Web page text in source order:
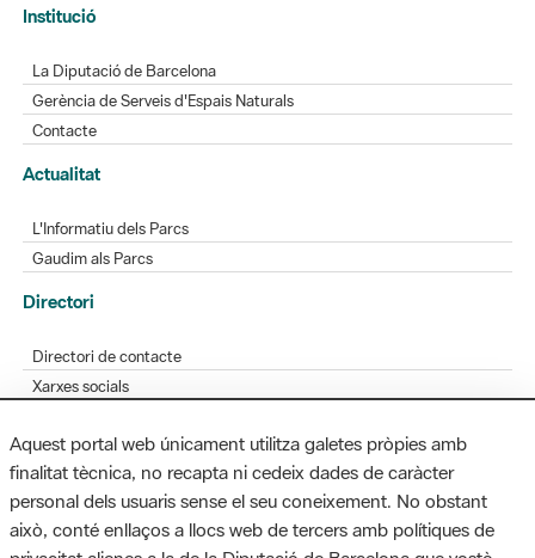
Institució
La Diputació de Barcelona
Gerència de Serveis d'Espais Naturals
Contacte
Actualitat
L'Informatiu dels Parcs
Gaudim als Parcs
Directori
Directori de contacte
Xarxes socials
Bústia de suggeriments
Opineu sobre els parcs
Aquest portal web únicament utilitza galetes pròpies amb
finalitat tècnica, no recapta ni cedeix dades de caràcter
personal dels usuaris sense el seu coneixement. No obstant
això, conté enllaços a llocs web de tercers amb polítiques de